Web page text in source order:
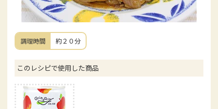
調理時間 約２０分
このレシピで使用した商品